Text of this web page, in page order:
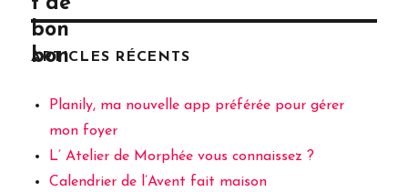
bon
bon
ARTICLES RÉCENTS
Planily, ma nouvelle app préférée pour gérer
mon foyer
L’ Atelier de Morphée vous connaissez ?
Calendrier de l’Avent fait maison